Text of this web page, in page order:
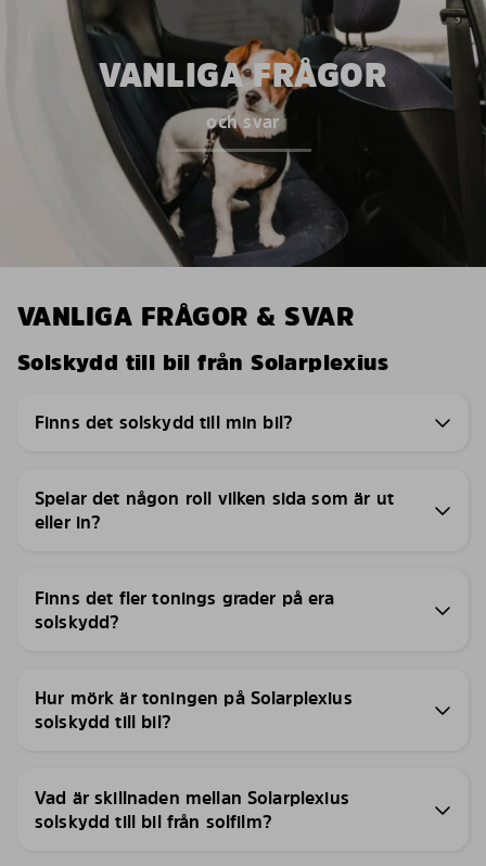
VANLIGA FRÅGOR
och svar
VANLIGA FRÅGOR & SVAR
Solskydd till bil från Solarplexius
Finns det solskydd till min bil?
Spelar det någon roll vilken sida som är ut
eller in?
Finns det fler tonings grader på era
solskydd?
Hur mörk är toningen på Solarplexius
solskydd till bil?
Vad är skillnaden mellan Solarplexius
solskydd till bil från solfilm?